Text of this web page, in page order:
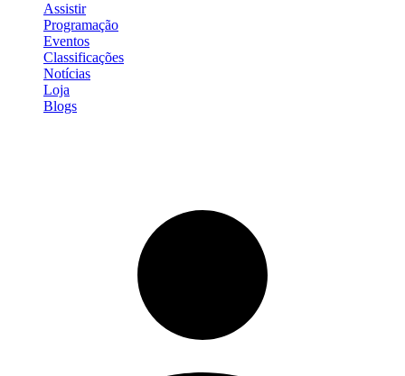
Assistir
Programação
Eventos
Classificações
Notícias
Loja
Blogs